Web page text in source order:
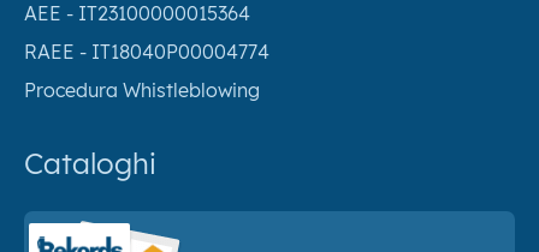
AEE - IT23100000015364
RAEE - IT18040P00004774
Procedura Whistleblowing
Cataloghi